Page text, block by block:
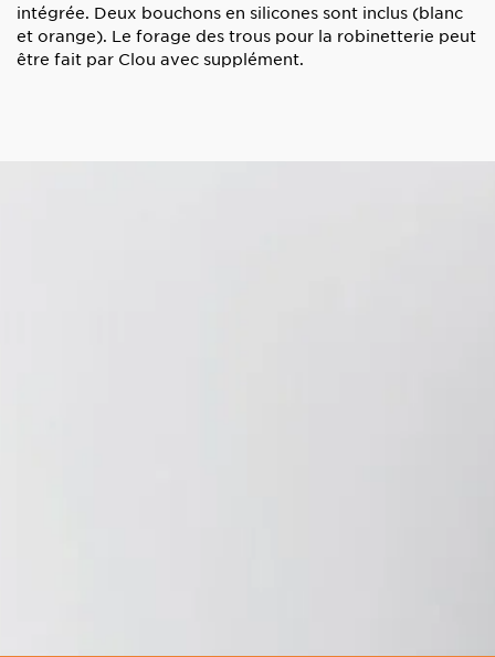
intégrée. Deux bouchons en silicones sont inclus (blanc
et orange). Le forage des trous pour la robinetterie peut
être fait par Clou avec supplément.